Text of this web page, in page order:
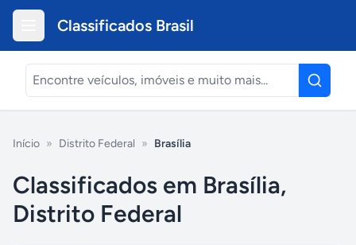
Classificados Brasil
Início » Distrito Federal » Brasília
Classificados em Brasília,
Distrito Federal